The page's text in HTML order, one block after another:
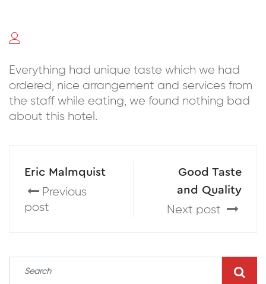
Everything had unique taste which we had
ordered, nice arrangement and services from
the staff while eating, we found nothing bad
about this hotel.
Eric Malmquist
Previous
post
Good Taste
and Quality
Next post